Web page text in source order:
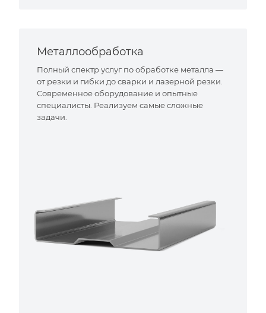
Металлообработка
Полный спектр услуг по обработке металла —
от резки и гибки до сварки и лазерной резки.
Современное оборудование и опытные
специалисты. Реализуем самые сложные
задачи.